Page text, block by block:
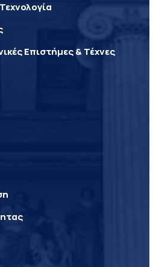
Επιστήμες & Τέχνες